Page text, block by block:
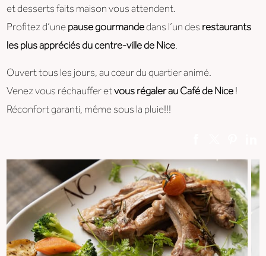
et desserts faits maison vous attendent.
Profitez d’unepause gourmandedans l’un desrestaurants
les plus appréciés du centre-ville de Nice.
Ouvert tous les jours, au cœur du quartier animé.
Venez vous réchauffer etvous régaler au Café de Nice!
Réconfort garanti, même sous la pluie!!!